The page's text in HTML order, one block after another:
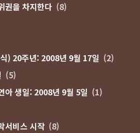
권을 차지한다 (8)
) 20주년: 2008년 9월 17일 (2)
(5)
아 생일: 2008년 9월 5일 (1)
서비스 시작 (8)